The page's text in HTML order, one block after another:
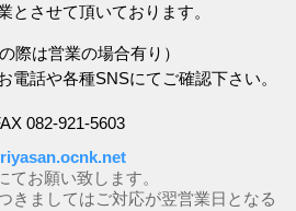
とさせて頂いております。
は営業の場合有り）
電話や各種SNSにてご確認下さい。
082-921-5603
お願い致します。
きましてはご対応が翌営業日となる